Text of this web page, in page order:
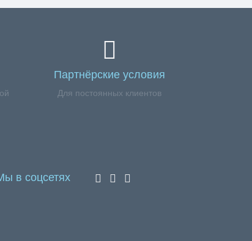
Партнёрские условия
Для постоянных клиентов
в соцсетях